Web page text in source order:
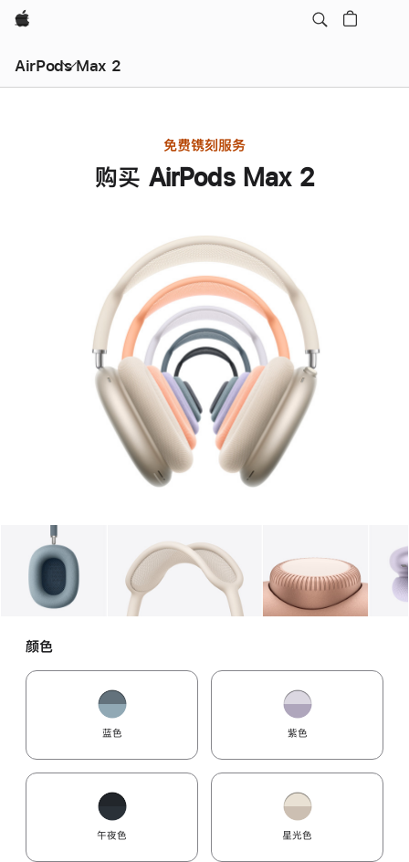
Apple
AirPods Max 2
免费镌刻服务
购买 AirPods Max 2
图库 1 图库 图像 图库 图像
颜色
蓝色 紫色
午夜色 星光色